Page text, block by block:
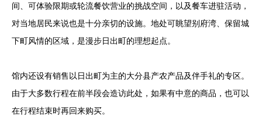
间、可体验限期或轮流餐饮营业的挑战空间，以及餐车进驻活动，
对当地居民来说也是十分亲切的设施。地处可眺望别府湾、保留城
下町风情的区域，是漫步日出町的理想起点。
馆内还设有销售以日出町为主的大分县产农产品及伴手礼的专区。
由于大多数行程在前半段会造访此处，如果有中意的商品，也可以
在行程结束时再回来购买。